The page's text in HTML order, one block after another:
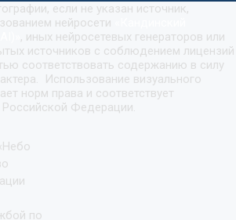
если не указан источник,
нейросети
, иных нейросетевых генераторов или
источников с соблюдением лицензий
соответствовать содержанию в силу
Использование визуального
норм права и соответствует
Российской Федерации.
по